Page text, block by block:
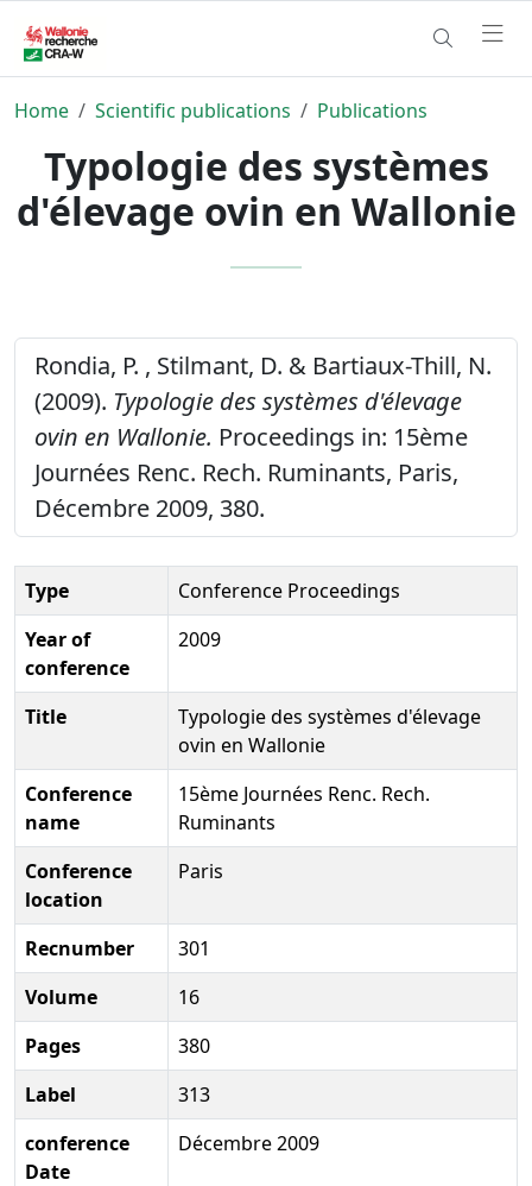
Home Scientific publications Publications
Typologie des systèmes
d'élevage ovin en Wallonie
Rondia, P. , Stilmant, D. & Bartiaux-Thill, N.
(2009). Typologie des systèmes d'élevage
ovin en Wallonie. Proceedings in: 15ème
Journées Renc. Rech. Ruminants, Paris,
Décembre 2009, 380.
Type
Conference Proceedings
Year of
conference
2009
Title
Typologie des systèmes d'élevage
ovin en Wallonie
Conference
name
15ème Journées Renc. Rech.
Ruminants
Conference
location
Paris
Recnumber
301
Volume
16
Pages
380
Label
313
conference
Date
Décembre 2009